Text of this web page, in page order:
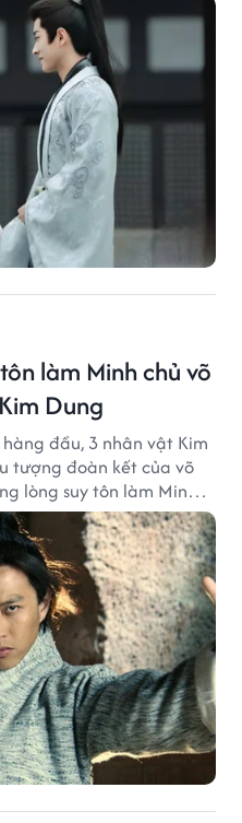
làm Minh chủ võ
Dung
đầu, 3 nhân vật Kim
tượng đoàn kết của võ
lòng suy tôn làm Minh